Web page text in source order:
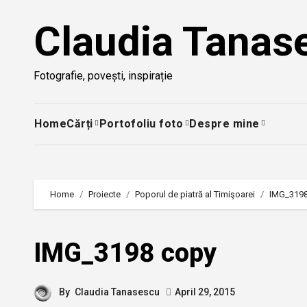
Claudia
Fotografie, povești, inspirație
HomeCărți Portofoliu foto Despre mine
Home Proiecte Poporul de piatră al Timişoarei
IMG_3198 copy
By Claudia Tanasescu April 29, 2015